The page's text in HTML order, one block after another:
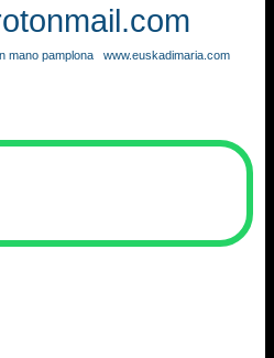
mano pamplona www.euskadimaria.com